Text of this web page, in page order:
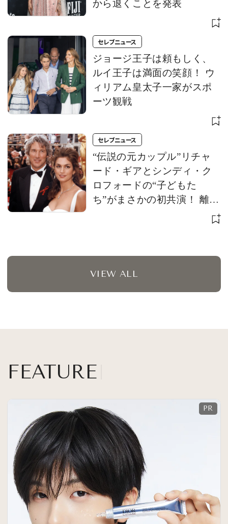
から退くことを発表
セレブニュース
ジョージ王子は頼もしく、
ルイ王子は満面の笑顔！ ウ
ィリアム皇太子一家がスポ
ーツ観戦
セレブニュース
“伝説の元カップル”リチャ
ード・ギアとシンディ・ク
ロフォードの“子どもた
ち”がまさかの初共演！ 離婚
から約30年、次世代スター
VIEW ALL
FEATURE